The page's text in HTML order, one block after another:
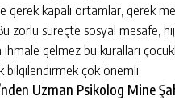
gerek kapalı ortamlar, gerek
zorlu süreçte sosyal mesafe,
ihmale gelmez bu kuralları
çok önemli.
Uzman Psikolog Mine
HABER AKIŞI
İLÇE KONGRESINI